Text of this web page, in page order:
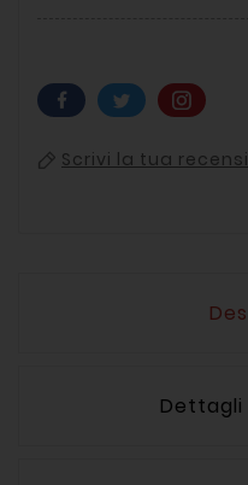
Scrivi la tua